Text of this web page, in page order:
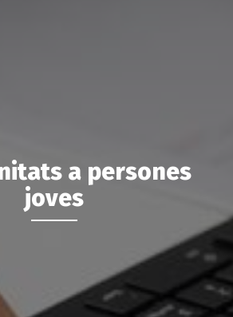
a persones
joves